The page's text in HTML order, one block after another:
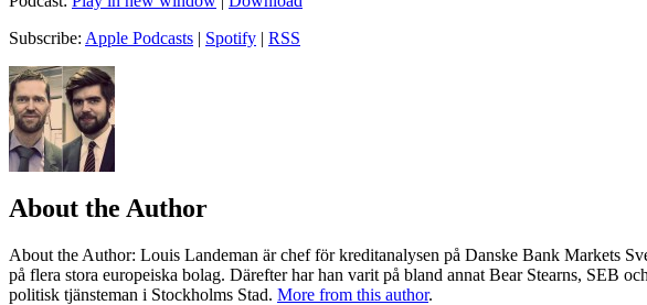
Subscribe: Apple Podcasts | Spotify | RSS
About the Author
About the Author: Louis Landeman är chef för kreditanalysen på Danske Bank Markets
på flera stora europeiska bolag. Därefter har han varit på bland annat Bear Stearns, SEB
politisk tjänsteman i Stockholms Stad. More from this author.